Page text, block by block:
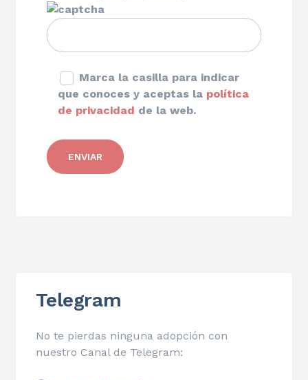
Marca la casilla para indicar
que conoces y aceptas la política
de privacidad de la web.
Telegram
No te pierdas ninguna adopción con
nuestro Canal de Telegram: